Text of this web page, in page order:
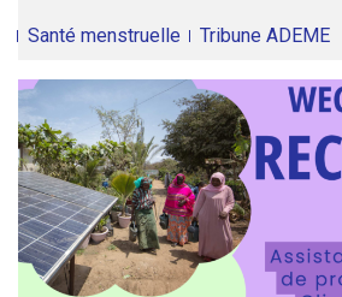
Santé menstruelle Tribune ADEME